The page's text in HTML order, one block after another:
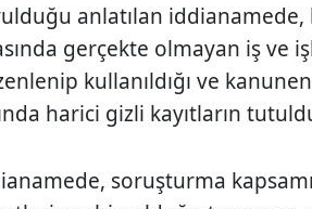
anlatılan
gerçekte olmayan iş ve
kullanıldığı ve
harici gizli kayıtların
soruşturma